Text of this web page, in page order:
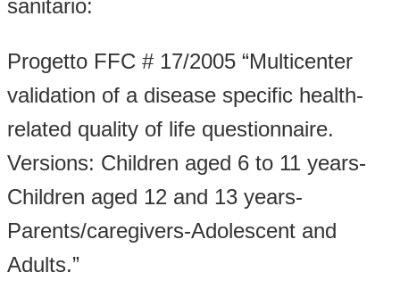
sanitario:
Progetto FFC # 17/2005 “Multicenter
validation of a disease specific health-
related quality of life questionnaire.
Versions: Children aged 6 to 11 years-
Children aged 12 and 13 years-
Parents/caregivers-Adolescent and
Adults.”